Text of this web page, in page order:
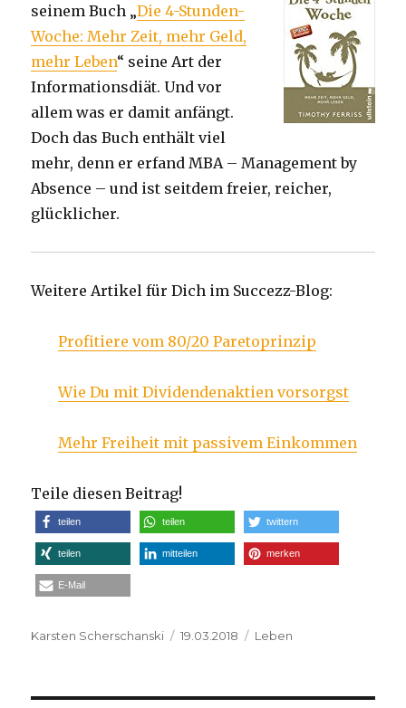
seinem Buch „Die 4-Stunden-
Woche: Mehr Zeit, mehr Geld,
mehr Leben“ seine Art der
Informationsdiät. Und vor
allem was er damit anfängt.
Doch das Buch enthält viel
mehr, denn er erfand MBA – Management by
Absence – und ist seitdem freier, reicher,
glücklicher.
Weitere Artikel für Dich im Succezz-Blog:
Profitiere vom 80/20 Paretoprinzip
Wie Du mit Dividendenaktien vorsorgst
Mehr Freiheit mit passivem Einkommen
Teile diesen Beitrag!
teilen teilen twittern
teilen mitteilen merken
E-Mail
Autor
Karsten Scherschanski
Veröffentlicht
19.03.2018 Kategorien
Leben